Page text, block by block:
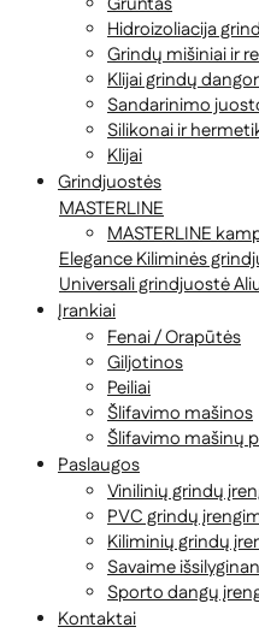
Hidroizoliacija
Grindų mišiniai ir
Klijai grindų
Sandarinimo
Silikonai ir
Klijai
Grindjuostės
MASTERLINE
MASTERLINE
EleganceKiliminės
Universali grindjuostė
Įrankiai
Fenai / Orapūtės
Giljotinos
Peiliai
Šlifavimo mašinos
Šlifavimo mašinų
Paslaugos
Vinilinių grindų
PVC grindų
Kiliminių grindų
Savaime
Sporto dangų
Kontaktai